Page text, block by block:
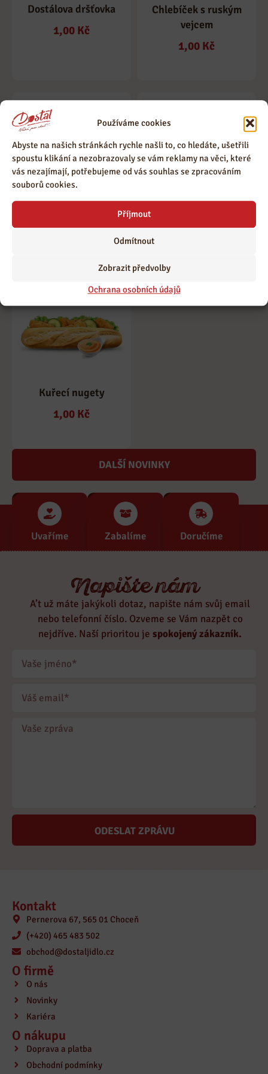
Používáme cookies
Abyste na našich stránkách rychle našli to, co hledáte, ušetřili
spoustu klikání a nezobrazovaly se vám reklamy na věci, které
vás nezajímají, potřebujeme od vás souhlas se zpracováním
souborů cookies.
Příjmout
Odmítnout
Zobrazit předvolby
Ochrana osobních údajů
Dostálova dršťovka
1,00 Kč
Chlebíček s ruským
vejcem
1,00 Kč
Chlebíček Choceňský –
Výpečky z bůčku se
Kuřecí nugety
1,00 Kč
DALŠÍ NOVINKY
Uvaříme Zabalíme Doručíme
Napište nám
A’t už máte jakýkoli dotaz, napište nám svůj email
nebo telefonní číslo. Ozveme se Vám nazpět co
nejdříve. Naší prioritou je spokojený zákazník.
ODESLAT ZPRÁVU
Kontakt
Pernerova 67, 565 01 Choceň
(+420) 465 483 502
obchod@dostaljidlo.cz
O firmě
O nás
Novinky
Kariéra
O nákupu
Doprava a platba
Obchodní podmínky